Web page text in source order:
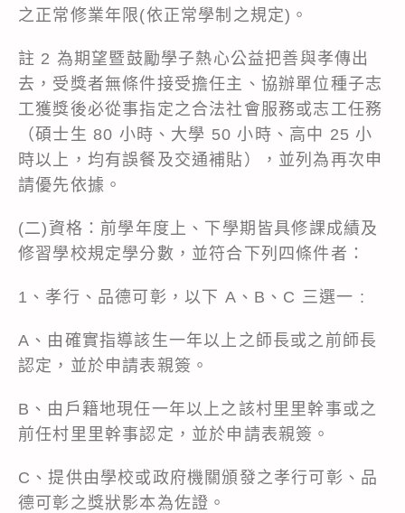
之正常修業年限(依正常學制之規定)。
註 2 為期望暨鼓勵學子熱心公益把善與孝傳出
去，受獎者無條件接受擔任主、協辦單位種子志
工獲獎後必從事指定之合法社會服務或志工任務
（碩士生 80 小時、大學 50 小時、高中 25 小
時以上，均有誤餐及交通補貼），並列為再次申
請優先依據。
(二)資格：前學年度上、下學期皆具修課成績及
修習學校規定學分數，並符合下列四條件者：
1、孝行、品德可彰，以下 A、B、C 三選一 :
A、由確實指導該生一年以上之師長或之前師長
認定，並於申請表親簽。
B、由戶籍地現任一年以上之該村里里幹事或之
前任村里里幹事認定，並於申請表親簽。
C、提供由學校或政府機關頒發之孝行可彰、品
德可彰之獎狀影本為佐證。